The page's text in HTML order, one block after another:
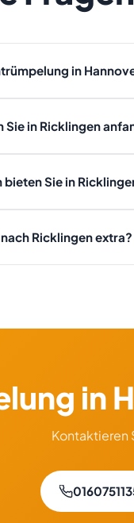
in
Stockwerk
Festpreisangebot.
Sie in Ricklingen
von Hannover ist,
Sie in
mit Festpreis und
Ricklingen extra?
in
Kontaktieren